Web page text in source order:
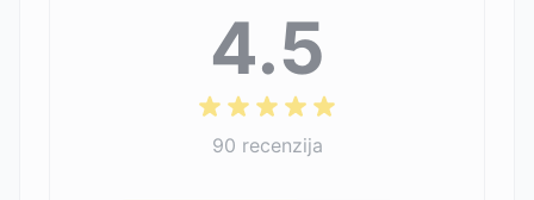
4.5
90 recenzija